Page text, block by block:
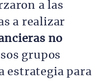
a las
a realizar
no
grupos
estrategia para